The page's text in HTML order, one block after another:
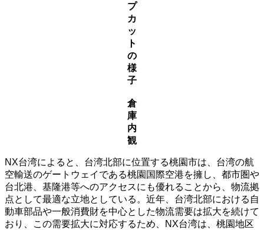
プ
カ
ッ
ト
の
様
子
倉
庫
内
観
NX台湾によると、台湾北部に位置する桃園市は、台湾の航
空輸送のゲートウェイである桃園国際空港を擁し、都市圏や
台北港、基隆港等へのアクセスにも優れることから、物流拠
点として最適な立地としている。近年、台湾北部における自
動車部品や一般消費財を中心とした物流需要は拡大を続けて
おり、この需要拡大に対応するため、NX台湾は、桃園地区